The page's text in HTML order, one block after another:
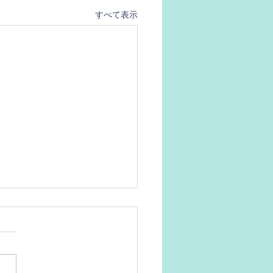
すべて表示